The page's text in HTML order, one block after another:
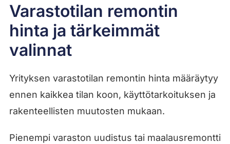
Varastotilan remontin
hinta ja tärkeimmät
valinnat
Yrityksen varastotilan remontin hinta määräytyy
ennen kaikkea tilan koon, käyttötarkoituksen ja
rakenteellisten muutosten mukaan.
Pienempi varaston uudistus tai maalausremontti